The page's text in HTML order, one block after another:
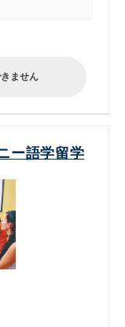
ません
ー語学留学